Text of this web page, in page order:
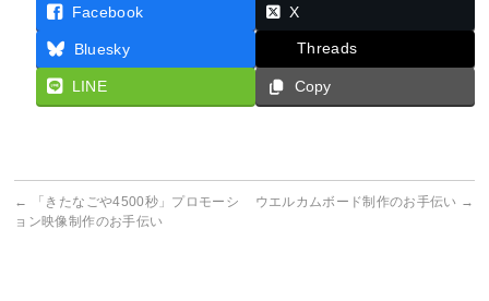
Facebook X
Bluesky Threads
LINE Copy
←
「きたなごや4500秒」プロモーシ
ョン映像制作のお手伝い
ウエルカムボード制作のお手伝い →